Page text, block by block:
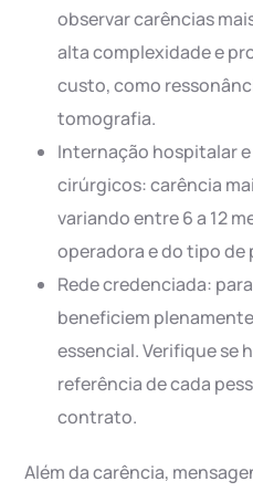
observar carências
alta complexidade e
custo, como
tomografia.
Internação hospitalar
cirúrgicos: carência
variando entre 6 a 12
operadora e do tipo de
Rede credenciada:
beneficiem
essencial. Verifique se
referência de cada
contrato.
Além da carência,